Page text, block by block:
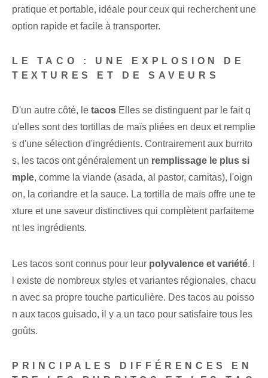
pratique et portable, idéale pour ceux qui recherchent une
option rapide et facile à transporter.
LE TACO : UNE EXPLOSION DE
TEXTURES ET DE SAVEURS
D'un autre côté,⁤ le tacos Elles se distinguent par le fait q
u'elles sont des tortillas de maïs pliées en deux et remplie
s d'une sélection d'ingrédients. Contrairement aux burrito
s, les tacos ont généralement un remplissage le plus si
mple, comme la viande (asada, al pastor, carnitas), l'oign
on, la coriandre et la sauce. La tortilla de maïs offre une te
xture et une saveur distinctives qui complètent parfaiteme
nt les ingrédients.
Les tacos sont connus pour leur polyvalence et variété. I
l existe de nombreux styles et variantes régionales, chacu
n avec sa propre touche particulière. Des tacos au poisso
n aux tacos guisado, il y a un taco pour satisfaire tous les
goûts.
PRINCIPALES DIFFÉRENCES EN